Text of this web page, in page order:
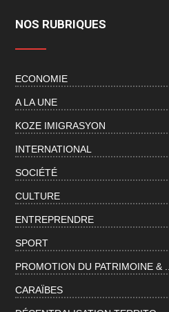
NOS RUBRIQUES
ECONOMIE
A LA UNE
KOZE IMIGRASYON
INTERNATIONAL
SOCIÉTÉ
CULTURE
ENTREPRENDRE
SPORT
PROMOTION DU PATRIMOINE & ...
CARAÏBES